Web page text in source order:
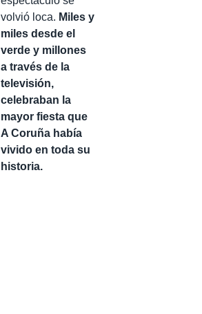
volvió loca. Miles y
miles desde el
verde y millones
a través de la
televisión,
celebraban la
mayor fiesta que
A Coruña había
vivido en toda su
historia.